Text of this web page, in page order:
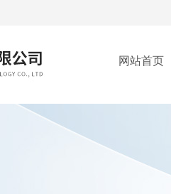
网站首页